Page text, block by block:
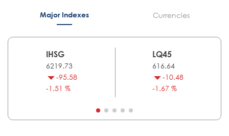
Major Indexes Currencies
IHSG
6219.73
-95.58
-1.51 %
LQ45
616.64
-10.48
-1.67 %